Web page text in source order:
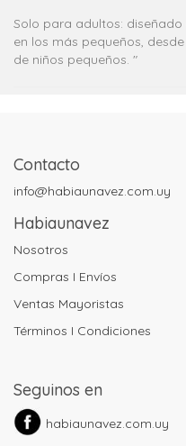
Solo para adultos:
en los más pequeños,
de niños pequeños. "
Contacto
info@habiaunavez.com.uy
Habiaunavez
Nosotros
Compras I Envíos
Ventas Mayoristas
Términos I Condiciones
Seguinos en
habiaunavez.com.uy